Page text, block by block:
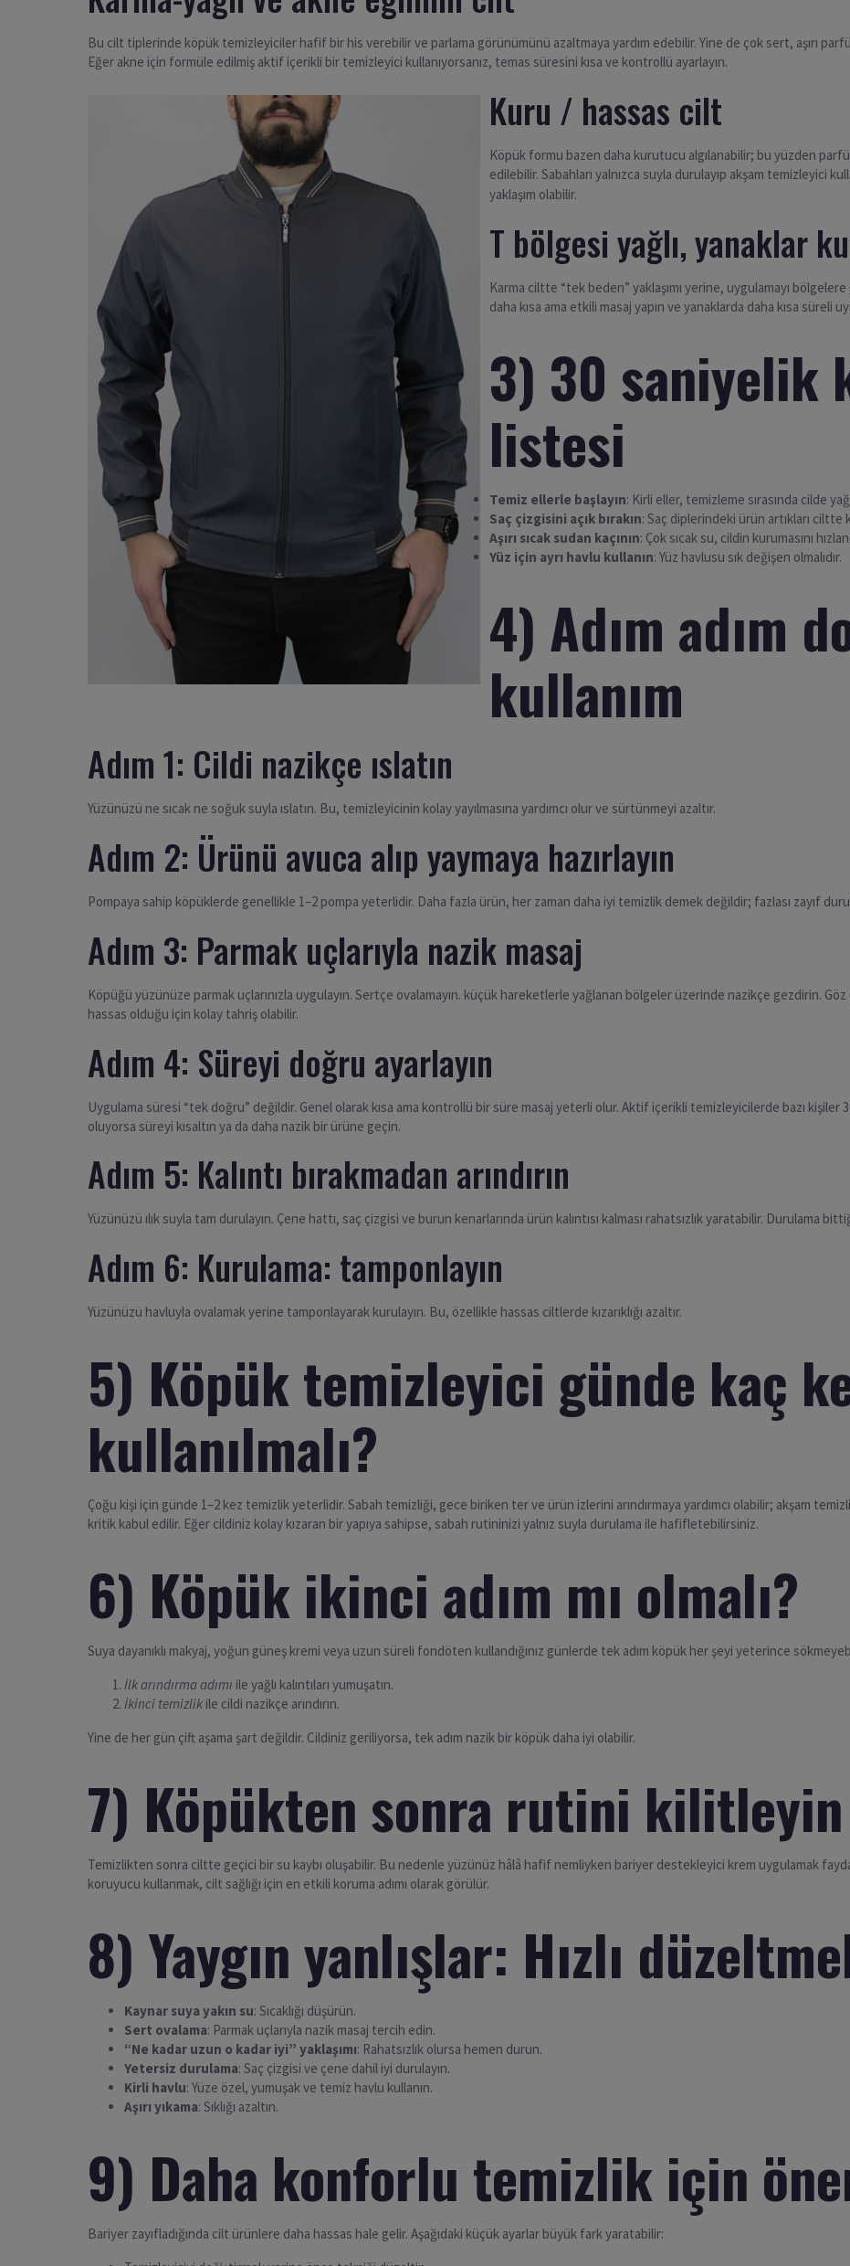
Bu cilt tiplerinde köpük temizleyiciler hafif bir his verebilir ve parlama görünümünü azaltmaya yardım edebilir. Yine de çok sert, aşırı
Eğer akne için formüle edilmiş aktif içerikli bir temizleyici kullanıyorsanız, temas süresini kısa ve kontrollü ayarlayın.
Kuru / hassas cilt
Köpük formu bazen daha kurutucu algılanabilir; bu yüzden
edilebilir. Sabahları yalnızca suyla durulayıp akşam temizleyici
yaklaşım olabilir.
T bölgesi yağlı, yanaklar
Karma ciltte “tek beden” yaklaşımı yerine, uygulamayı
daha kısa ama etkili masaj yapın ve yanaklarda daha kısa süreli
3) 30 saniyelik
listesi
Temiz ellerle başlayın: Kirli eller, temizleme sırasında cilde
Saç çizgisini açık bırakın: Saç diplerindeki ürün artıkları ciltte
Aşırı sıcak sudan kaçının: Çok sıcak su, cildin kurumasını
Yüz için ayrı havlu kullanın: Yüz havlusu sık değişen olmalıdır.
4) Adım adım
kullanım
Adım 1: Cildi nazikçe ıslatın
Yüzünüzü ne sıcak ne soğuk suyla ıslatın. Bu, temizleyicinin kolay yayılmasına yardımcı olur ve sürtünmeyi azaltır.
Adım 2: Ürünü avuca alıp yaymaya hazırlayın
Pompaya sahip köpüklerde genellikle 1–2 pompa yeterlidir. Daha fazla ürün, her zaman daha iyi temizlik demek değildir; fazlası zayıf
Adım 3: Parmak uçlarıyla nazik masaj
Köpüğü yüzünüze parmak uçlarınızla uygulayın. Sertçe ovalamayın. küçük hareketlerle yağlanan bölgeler üzerinde nazikçe gezdirin.
hassas olduğu için kolay tahriş olabilir.
Adım 4: Süreyi doğru ayarlayın
Uygulama süresi “tek doğru” değildir. Genel olarak kısa ama kontrollü bir süre masaj yeterli olur. Aktif içerikli temizleyicilerde bazı kişiler
oluyorsa süreyi kısaltın ya da daha nazik bir ürüne geçin.
Adım 5: Kalıntı bırakmadan arındırın
Yüzünüzü ılık suyla tam durulayın. Çene hattı, saç çizgisi ve burun kenarlarında ürün kalıntısı kalması rahatsızlık yaratabilir. Durulama
Adım 6: Kurulama: tamponlayın
Yüzünüzü havluyla ovalamak yerine tamponlayarak kurulayın. Bu, özellikle hassas ciltlerde kızarıklığı azaltır.
5) Köpük temizleyici günde kaç
kullanılmalı?
Çoğu kişi için günde 1–2 kez temizlik yeterlidir. Sabah temizliği, gece biriken ter ve ürün izlerini arındırmaya yardımcı olabilir; akşam
kritik kabul edilir. Eğer cildiniz kolay kızaran bir yapıya sahipse, sabah rutininizi yalnız suyla durulama ile hafifletebilirsiniz.
6) Köpük ikinci adım mı olmalı?
Suya dayanıklı makyaj, yoğun güneş kremi veya uzun süreli fondöten kullandığınız günlerde tek adım köpük her şeyi yeterince
İlk arındırma adımı ile yağlı kalıntıları yumuşatın.
İkinci temizlik ile cildi nazikçe arındırın.
Yine de her gün çift aşama şart değildir. Cildiniz geriliyorsa, tek adım nazik bir köpük daha iyi olabilir.
7) Köpükten sonra rutini kilitleyin
Temizlikten sonra ciltte geçici bir su kaybı oluşabilir. Bu nedenle yüzünüz hâlâ hafif nemliyken bariyer destekleyici krem uygulamak
koruyucu kullanmak, cilt sağlığı için en etkili koruma adımı olarak görülür.
8) Yaygın yanlışlar: Hızlı
Kaynar suya yakın su: Sıcaklığı düşürün.
Sert ovalama: Parmak uçlarıyla nazik masaj tercih edin.
“Ne kadar uzun o kadar iyi” yaklaşımı: Rahatsızlık olursa hemen durun.
Yetersiz durulama: Saç çizgisi ve çene dahil iyi durulayın.
Kirli havlu: Yüze özel, yumuşak ve temiz havlu kullanın.
Aşırı yıkama: Sıklığı azaltın.
9) Daha konforlu temizlik için
Bariyer zayıfladığında cilt ürünlere daha hassas hale gelir. Aşağıdaki küçük ayarlar büyük fark yaratabilir: